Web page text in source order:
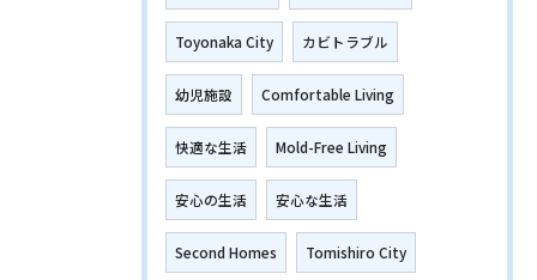
Toyonaka City カビトラブル
幼児施設 Comfortable Living
快適な生活 Mold-Free Living
安心の生活 安心な生活
Second Homes Tomishiro City